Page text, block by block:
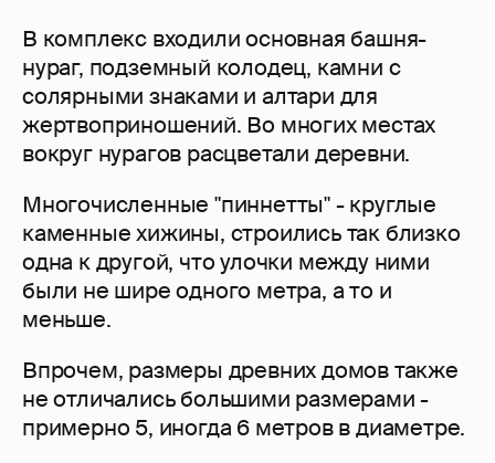
В комплекс входили основная башня-
нураг, подземный колодец, камни с
солярными знаками и алтари для
жертвоприношений. Во многих местах
вокруг нурагов расцветали деревни.
Многочисленные "пиннетты" - круглые
каменные хижины, строились так близко
одна к другой, что улочки между ними
были не шире одного метра, а то и
меньше.
Впрочем, размеры древних домов также
не отличались большими размерами -
примерно 5, иногда 6 метров в диаметре.